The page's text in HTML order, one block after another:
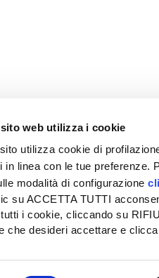
web utilizza i cookie
utilizza cookie di
in linea con le tue preferenze.
modalità di configurazione
su ACCETTA TUTTI
i cookie, cliccando su
che desideri accettare e
Srl